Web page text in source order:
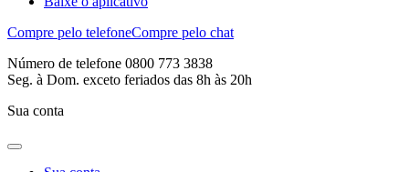
Compre pelo telefoneCompre pelo chat
Número de telefone 0800 773 3838
Seg. à Dom. exceto feriados das 8h às 20h
Sua conta